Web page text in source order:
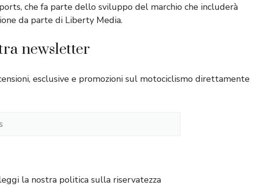
che fa parte dello sviluppo del marchio che includerà
da parte di Liberty Media.
newsletter
esclusive e promozioni sul motociclismo direttamente
la nostra politica sulla riservatezza